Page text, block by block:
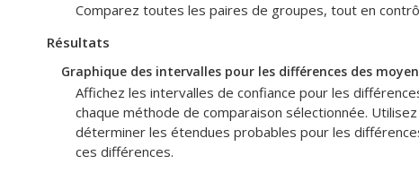
Comparez toutes les paires de groupes, tout en
Résultats
Graphique des intervalles pour les différences des
Affichez les intervalles de confiance pour les
chaque méthode de comparaison sélectionnée.
déterminer les étendues probables pour les
ces différences.